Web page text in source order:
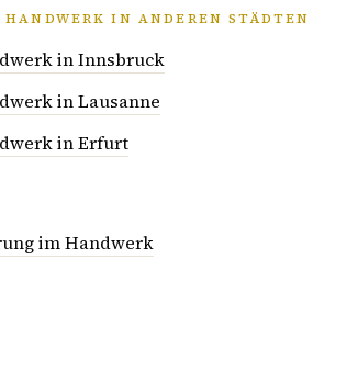
IN ANDEREN STÄDTEN
in Innsbruck
in Lausanne
in Erfurt
im Handwerk